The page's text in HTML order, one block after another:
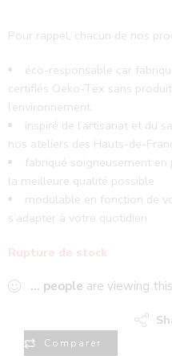
Pour rappel, chacun de nos
éco-responsable car
certifiés Oeko-Tex sans
l’environnement
inspiré de l’artisanat et du
nos ateliers des Hauts-de-
fabriqué soigneusement
la meilleure qualité possible
modulable en fonction de
s’adapter à votre quotidien
Rupture de stock
... people are viewing
Comparer